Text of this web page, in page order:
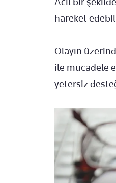
hareket
Olayın
ile mücadele
yetersiz